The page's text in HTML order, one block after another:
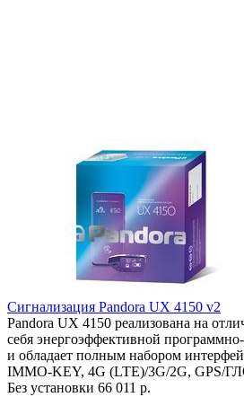
Сигнализация Pandora UX 4150 v2
Pandora UX 4150 реализована на
себя энергоэффективной
и обладает полным набором
IMMO-KEY, 4G (LTE)/3G/2G, GPS/
Без установки 66 011 р.